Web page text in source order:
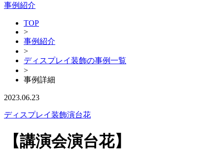
事例紹介
TOP
>
事例紹介
>
ディスプレイ装飾の事例一覧
>
事例詳細
2023.06.23
ディスプレイ装飾演台花
【講演会演台花】